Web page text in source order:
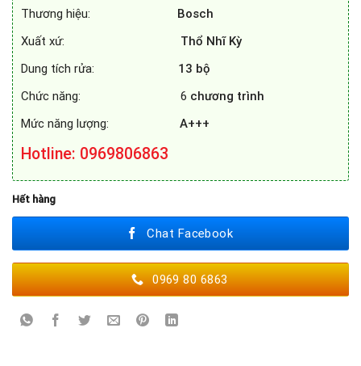
17.300.000₫.
Thương hiệu: Bosch
Xuất xứ:
Thổ Nhĩ Kỳ
Dung tích rửa: 13 bộ
Chức năng: 6 chương trình
Mức năng lượng: A+++
Hotline: 0969806863
Hết hàng
Chat Facebook
0969 80 6863